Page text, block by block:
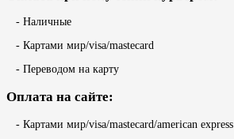
- Наличные
- Картами мир/visa/mastecard
- Переводом на карту
Оплата на сайте:
- Картами мир/visa/mastecard/american express